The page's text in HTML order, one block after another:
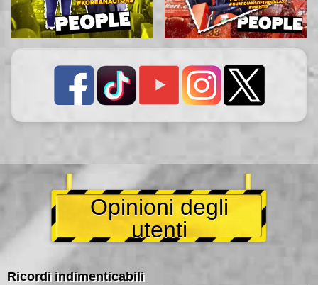
Opinioni degli
utenti
Ricordi indimenticabili